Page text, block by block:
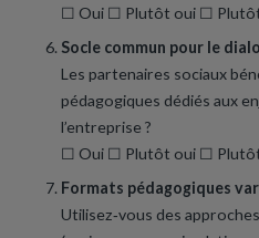
☐ Oui ☐ Plutôt oui ☐
Socle commun pour le
Les partenaires sociaux
pédagogiques dédiés aux
l’entreprise ?
☐ Oui ☐ Plutôt oui ☐
Formats pédagogiques
Utilisez‑vous des